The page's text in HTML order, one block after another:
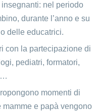
nel periodo
durante l’anno e su
delle educatrici.
con la partecipazione di
pediatri, formatori,
momenti di
e papà vengono